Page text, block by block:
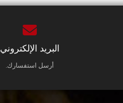
البريد الإلكتروني
أرسل استفسارك.